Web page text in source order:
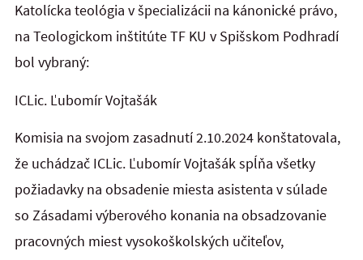
Katolícka teológia v špecializácii na kánonické právo,
na Teologickom inštitúte TF KU v Spišskom Podhradí
bol vybraný:
ICLic. Ľubomír Vojtašák
Komisia na svojom zasadnutí 2.10.2024 konštatovala,
že uchádzač ICLic. Ľubomír Vojtašák spĺňa všetky
požiadavky na obsadenie miesta asistenta v súlade
so Zásadami výberového konania na obsadzovanie
pracovných miest vysokoškolských učiteľov,